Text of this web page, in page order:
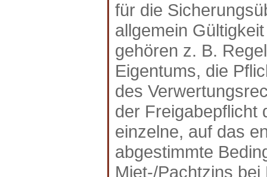
für die
allgemein
gehören z. B.
Eigentums, die
des
der Freigabepflicht
einzelne, auf das
abgestimmte
Miet-/Pachtzins